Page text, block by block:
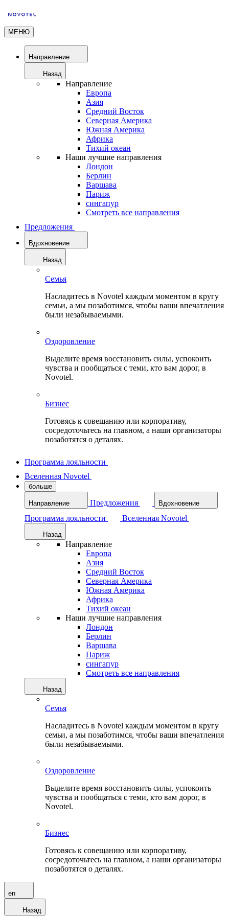
МЕНЮ
Направление
Назад
Направление
Европа
Азия
Средний Восток
Северная Америка
Южная Америка
Африка
Тихий океан
Наши лучшие направления
Лондон
Берлин
Варшава
Париж
сингапур
Смотреть все направления
Предложения
Вдохновение
Назад
Семья
Насладитесь в Novotel каждым моментом в кругу
семьи, а мы позаботимся, чтобы ваши впечатления
были незабываемыми.
Оздоровление
Выделите время восстановить силы, успокоить
чувства и пообщаться с теми, кто вам дорог, в
Novotel.
Бизнес
Готовясь к совещанию или корпоративу,
сосредоточьтесь на главном, а наши организаторы
позаботятся о деталях.
Программа лояльности
Вселенная Novotel
больше
Направление Предложения Вдохновение
Программа лояльности Вселенная Novotel
Назад
Направление
Европа
Азия
Средний Восток
Северная Америка
Южная Америка
Африка
Тихий океан
Наши лучшие направления
Лондон
Берлин
Варшава
Париж
сингапур
Смотреть все направления
Назад
Семья
Насладитесь в Novotel каждым моментом в кругу
семьи, а мы позаботимся, чтобы ваши впечатления
были незабываемыми.
Оздоровление
Выделите время восстановить силы, успокоить
чувства и пообщаться с теми, кто вам дорог, в
Novotel.
Бизнес
Готовясь к совещанию или корпоративу,
сосредоточьтесь на главном, а наши организаторы
позаботятся о деталях.
en
Назад